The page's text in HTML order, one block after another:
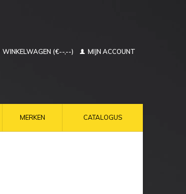
WINKELWAGEN (€--,--) MIJN ACCOUNT
MERKEN CATALOGUS